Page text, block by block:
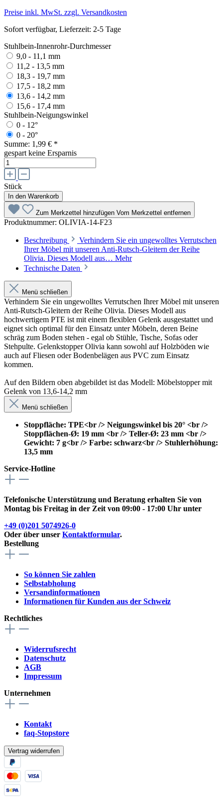
Preise inkl. MwSt. zzgl. Versandkosten
Sofort verfügbar, Lieferzeit: 2-5 Tage
Stuhlbein-Innenrohr-Durchmesser
9,0 - 11,1 mm
11,2 - 13,5 mm
18,3 - 19,7 mm
17,5 - 18,2 mm
13,6 - 14,2 mm
15,6 - 17,4 mm
Stuhlbein-Neigungswinkel
0 - 12°
0 - 20°
Summe: 1,99 € *
gespart keine Ersparnis
Stück
In den Warenkorb
Zum Merkzettel hinzufügen Vom Merkzettel entfernen
Produktnummer: OLIVIA-14-F23
Beschreibung
Verhindern Sie ein ungewolltes Verrutschen
Ihrer Möbel mit unseren Anti-Rutsch-Gleitern der Reihe
Olivia. Dieses Modell aus… Mehr
Technische Daten
Menü schließen
Verhindern Sie ein ungewolltes Verrutschen Ihrer Möbel mit unseren
Anti-Rutsch-Gleitern der Reihe Olivia. Dieses Modell aus
hochwertigem PTE ist mit einem flexiblen Gelenk ausgestattet und
eignet sich optimal für den Einsatz unter Möbeln, deren Beine
schräg zum Boden stehen - egal ob Stühle, Tische, Sofas oder
Stehpulte. Gelenkstopper Olivia kann sowohl auf Holzböden wie
auch auf Fliesen oder Bodenbelägen aus PVC zum Einsatz
kommen.
Auf den Bildern oben abgebildet ist das Modell: Möbelstopper mit
Gelenk von 13,6-14,2 mm
Menü schließen
Stoppfläche: TPE<br /> Neigungswinkel bis 20° <br />
Stoppflächen-Ø: 19 mm <br /> Teller-Ø: 23 mm <br />
Gewicht: 7 g<br /> Farbe: schwarz<br /> Stuhlerhöhung:
13,5 mm
Service-Hotline
Telefonische Unterstützung und Beratung erhalten Sie von
Montag bis Freitag in der Zeit von 09:00 - 17:00 Uhr unter
+49 (0)201 5074926-0
Oder über unser Kontaktformular.
Bestellung
So können Sie zahlen
Selbstabholung
Versandinformationen
Informationen für Kunden aus der Schweiz
Rechtliches
Widerrufsrecht
Datenschutz
AGB
Impressum
Unternehmen
Kontakt
faq-Stopstore
Vertrag widerrufen